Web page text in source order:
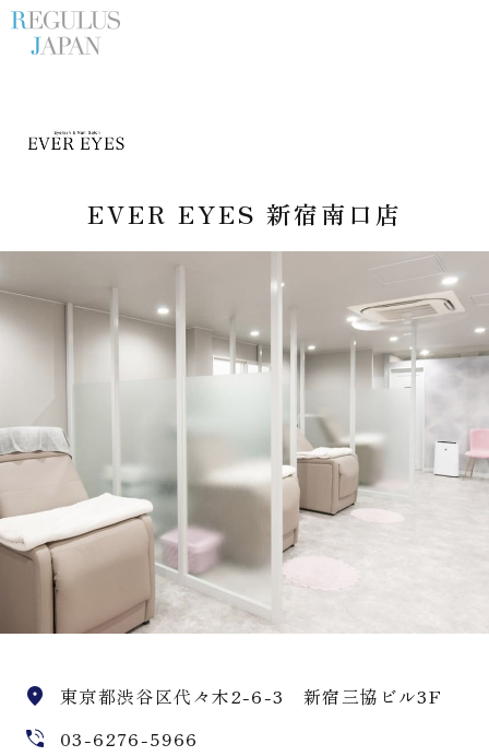
EVER EYES 新宿南口店
東京都渋谷区代々木2-6-3 新宿三協ビル3F
03-6276-5966